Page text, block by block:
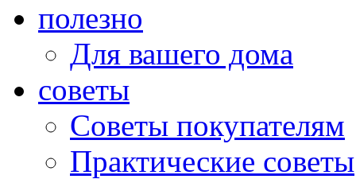
полезно
Для вашего дома
советы
Советы покупателям
Практические советы